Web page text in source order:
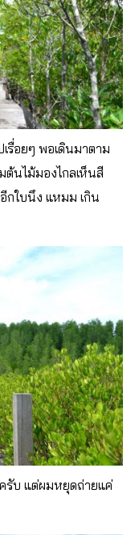
รื่อยๆ พอเดินมาตาม
ต้นไม้มองไกลเห็นสี
กใบนึง แหมม เกิน
รับ แต่ผมหยุดถ่ายแค่